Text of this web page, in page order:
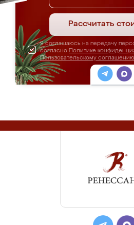
Рассчитать
Я соглашаюсь на передачу
согласно Политике
Пользовательскому соглашению